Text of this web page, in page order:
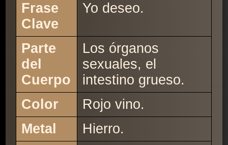
Frase
Clave
Yo deseo.
Parte
del
Cuerpo
Los órganos
sexuales, el
intestino grueso.
Color
Rojo vino.
Metal
Hierro.